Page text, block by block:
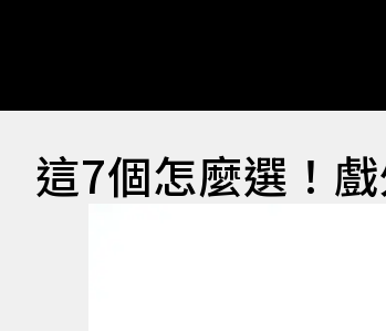
這7個怎麼選！